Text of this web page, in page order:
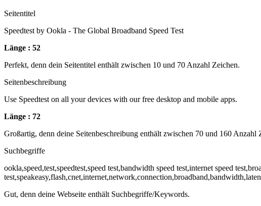
Seitentitel
Speedtest by Ookla - The Global Broadband Speed Test
Länge : 52
Perfekt, denn dein Seitentitel enthält zwischen 10 und 70 Anzahl Zeichen.
Seitenbeschreibung
Use Speedtest on all your devices with our free desktop and mobile apps.
Länge : 72
Großartig, denn deine Seitenbeschreibung enthält zwischen 70 und 160 Anzahl
Suchbegriffe
ookla,speed,test,speedtest,speed test,bandwidth speed test,internet speed
Gut, denn deine Webseite enthält Suchbegriffe/Keywords.